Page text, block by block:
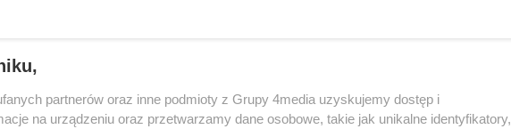
partnerów oraz inne podmioty z Grupy 4media uzyskujemy dostęp i
na urządzeniu oraz przetwarzamy dane osobowe, takie jak unikalne identyfikatory,